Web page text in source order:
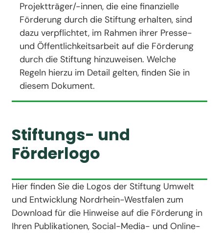
Projektträger/-innen, die eine finanzielle
Förderung durch die Stiftung erhalten, sind
dazu verpflichtet, im Rahmen ihrer Presse-
und Öffentlichkeitsarbeit auf die Förderung
durch die Stiftung hinzuweisen. Welche
Regeln hierzu im Detail gelten, finden Sie in
diesem Dokument.
Stiftungs- und
Förderlogo
Hier finden Sie die Logos der Stiftung Umwelt
und Entwicklung Nordrhein-Westfalen zum
Download für die Hinweise auf die Förderung in
Ihren Publikationen, Social-Media- und Online-